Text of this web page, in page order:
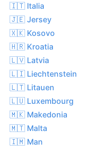
🇮🇹 Italia
🇯🇪 Jersey
🇽🇰 Kosovo
🇭🇷 Kroatia
🇱🇻 Latvia
🇱🇮 Liechtenstein
🇱🇹 Litauen
🇱🇺 Luxembourg
🇲🇰 Makedonia
🇲🇹 Malta
🇮🇲 Man